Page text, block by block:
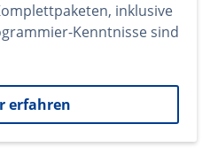
inklusive
Kenntnisse sind
erfahren